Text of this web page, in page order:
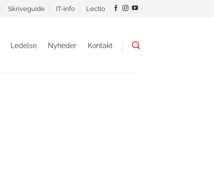
Skriveguide IT-info Lectio
Ledelse Nyheder Kontakt